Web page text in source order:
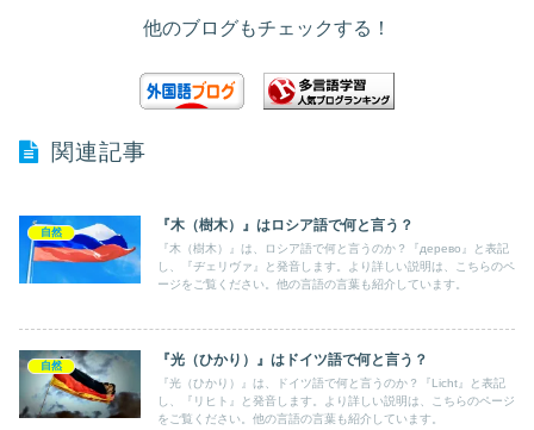
他のブログもチェックする！
関連記事
自然 『木（樹木）』はロシア語で何と言う？
『木（樹木）』は、ロシア語で何と言うのか？『дерево』と表記
し、『ヂェリヴァ』と発音します。より詳しい説明は、こちらのペ
ージをご覧ください。他の言語の言葉も紹介しています。
自然 『光（ひかり）』はドイツ語で何と言う？
『光（ひかり）』は、ドイツ語で何と言うのか？『Licht』と表記
し、『リヒト』と発音します。より詳しい説明は、こちらのページ
をご覧ください。他の言語の言葉も紹介しています。